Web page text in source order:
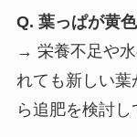
Q. 葉っぱが黄
→ 栄養不足や
れても新しい
ら追肥を検討し